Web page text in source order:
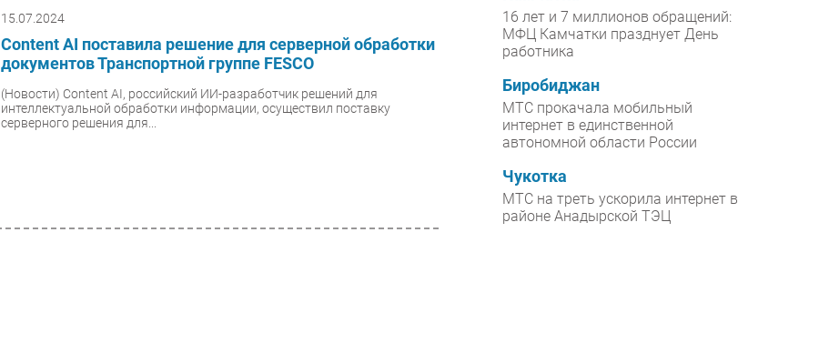
15.07.2024
Content AI поставила решение для серверной обработки
документов Транспортной группе FESCO
(Новости) Content AI, российский ИИ-разработчик решений для
интеллектуальной обработки информации, осуществил поставку
серверного решения для...
16 лет и 7 миллионов обращений:
МФЦ Камчатки празднует День
работника
Биробиджан
МТС прокачала мобильный
интернет в единственной
автономной области России
Чукотка
МТС на треть ускорила интернет в
районе Анадырской ТЭЦ